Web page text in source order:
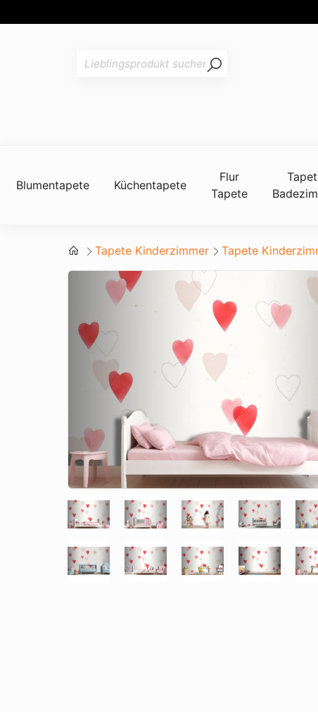
Blumentapete Küchentapete
Flur
Tapete
Tapete Kinderzimmer Tapete